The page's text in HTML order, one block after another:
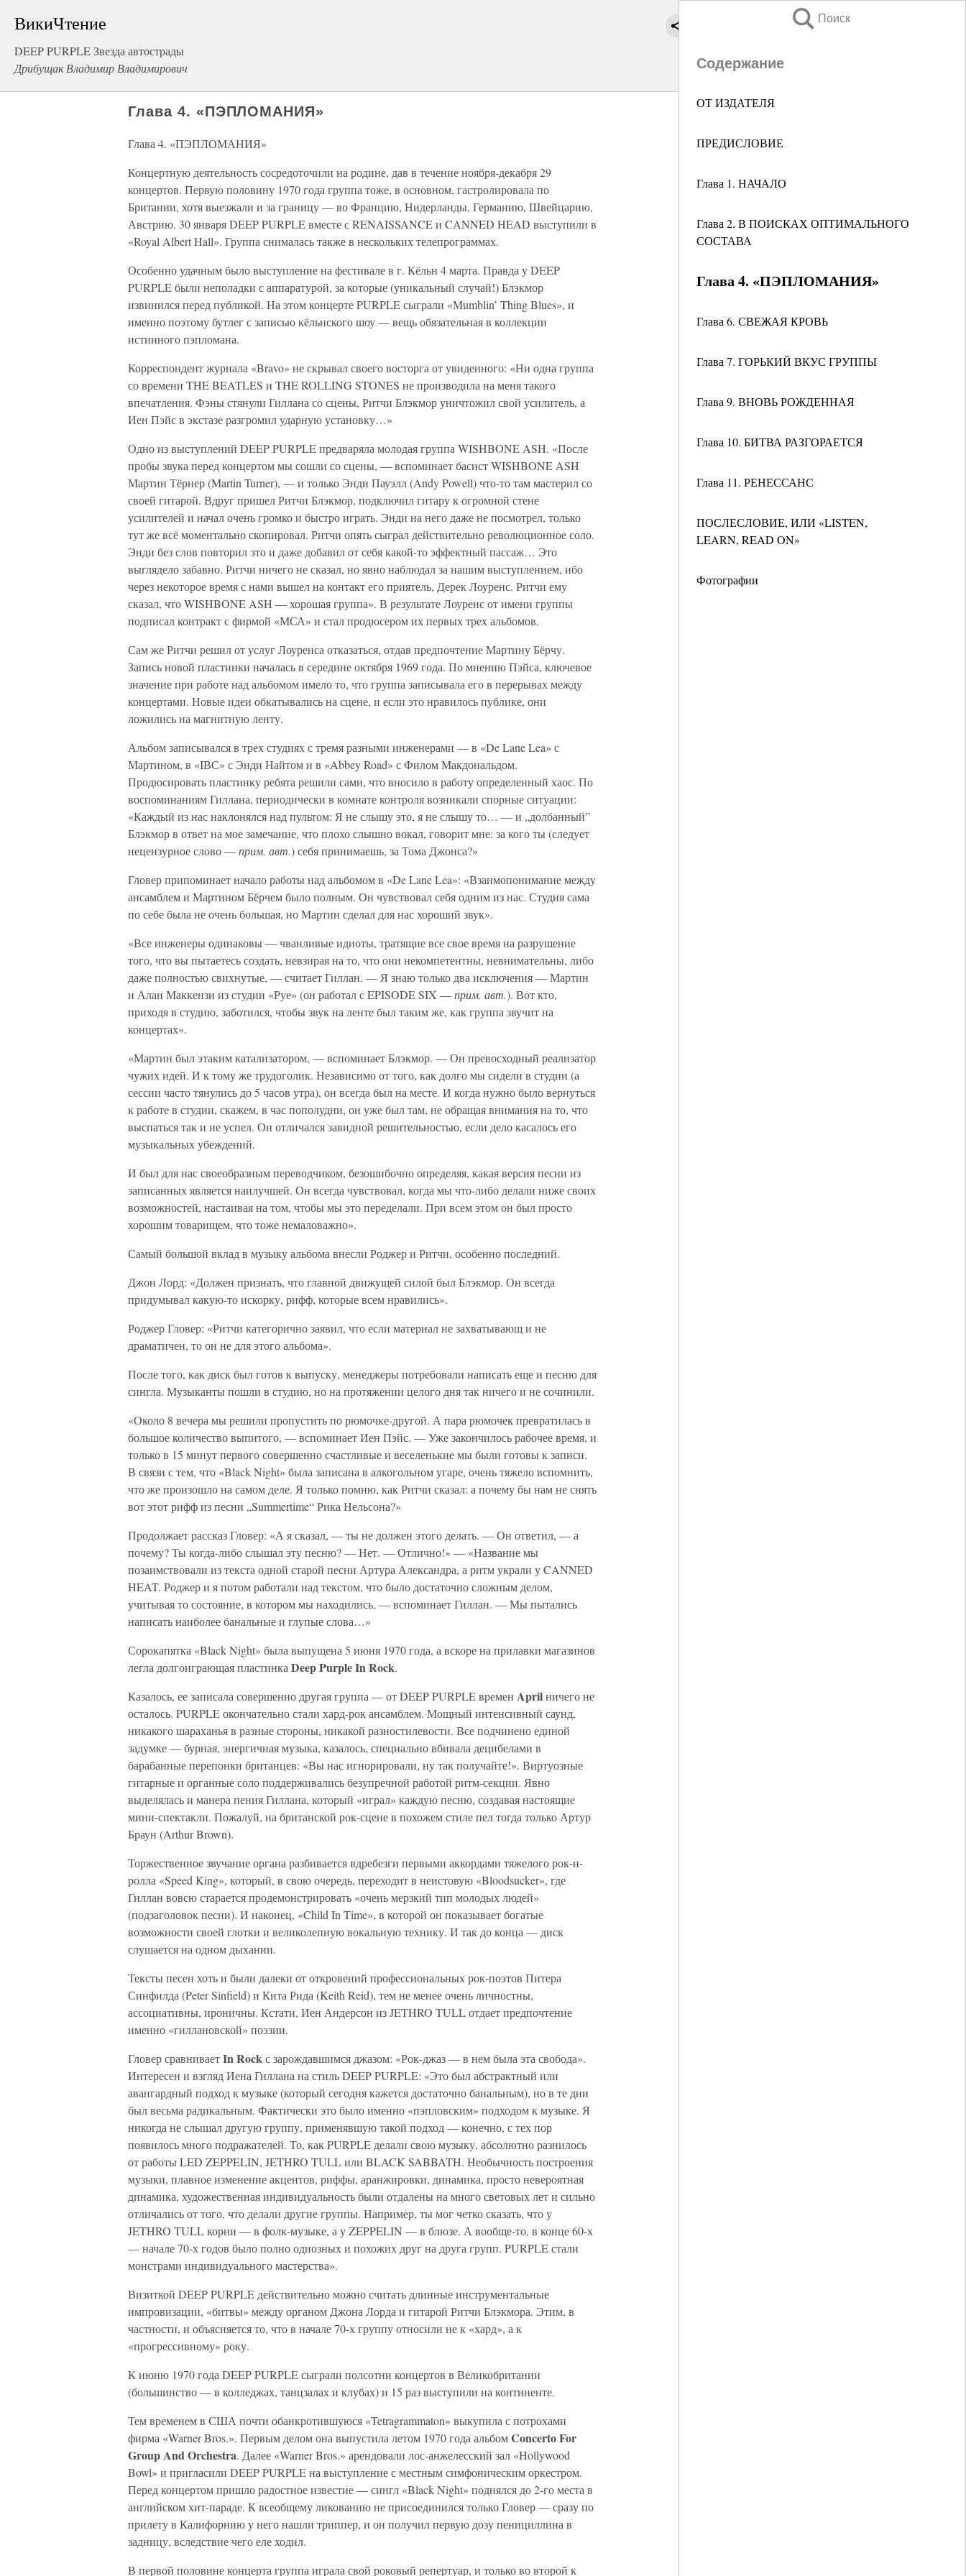
ВикиЧтение
DEEP PURPLE Звезда автострады
Дрибущак Владимир Владимирович
Поиск
Содержание
ОТ ИЗДАТЕЛЯ
ПРЕДИСЛОВИЕ
Глава 1. НАЧАЛО
Глава 2. В ПОИСКАХ ОПТИМАЛЬНОГО
СОСТАВА
Глава 4. «ПЭПЛОМАНИЯ»
Глава 6. СВЕЖАЯ КРОВЬ
Глава 7. ГОРЬКИЙ ВКУС ГРУППЫ
Глава 9. ВНОВЬ РОЖДЕННАЯ
Глава 10. БИТВА РАЗГОРАЕТСЯ
Глава 11. РЕНЕССАНС
ПОСЛЕСЛОВИЕ, ИЛИ «LISTEN,
LEARN, READ ON»
Фотографии
Глава 4. «ПЭПЛОМАНИЯ»
Глава 4. «ПЭПЛОМАНИЯ»
Концертную деятельность сосредоточили на родине, дав в течение ноября-декабря 29
концертов. Первую половину 1970 года группа тоже, в основном, гастролировала по
Британии, хотя выезжали и за границу — во Францию, Нидерланды, Германию, Швейцарию,
Австрию. 30 января DEEP PURPLE вместе с RENAISSANCE и CANNED HEAD выступили в
«Royal Albert Hall». Группа снималась также в нескольких телепрограммах.
Особенно удачным было выступление на фестивале в г. Кёльн 4 марта. Правда у DEEP
PURPLE были неполадки с аппаратурой, за которые (уникальный случай!) Блэкмор
извинился перед публикой. На этом концерте PURPLE сыграли «Mumblin’ Thing Blues», и
именно поэтому бутлег с записью кёльнского шоу — вещь обязательная в коллекции
истинного пэпломана.
Корреспондент журнала «Bravo» не скрывал своего восторга от увиденного: «Ни одна группа
со времени THE BEATLES и THE ROLLING STONES не производила на меня такого
впечатления. Фэны стянули Гиллана со сцены, Ритчи Блэкмор уничтожил свой усилитель, а
Иен Пэйс в экстазе разгромил ударную установку…»
Одно из выступлений DEEP PURPLE предваряла молодая группа WISHBONE ASH. «После
пробы звука перед концертом мы сошли со сцены, — вспоминает басист WISHBONE ASH
Мартин Тёрнер (Martin Turner), — и только Энди Пауэлл (Andy Powell) что-то там мастерил со
своей гитарой. Вдруг пришел Ритчи Блэкмор, подключил гитару к огромной стене
усилителей и начал очень громко и быстро играть. Энди на него даже не посмотрел, только
тут же всё моментально скопировал. Ритчи опять сыграл действительно революционное соло.
Энди без слов повторил это и даже добавил от себя какой-то эффектный пассаж… Это
выглядело забавно. Ритчи ничего не сказал, но явно наблюдал за нашим выступлением, ибо
через некоторое время с нами вышел на контакт его приятель, Дерек Лоуренс. Ритчи ему
сказал, что WISHBONE ASH — хорошая группа». В результате Лоуренс от имени группы
подписал контракт с фирмой «МСА» и стал продюсером их первых трех альбомов.
Сам же Ритчи решил от услуг Лоуренса отказаться, отдав предпочтение Мартину Бёрчу.
Запись новой пластинки началась в середине октября 1969 года. По мнению Пэйса, ключевое
значение при работе над альбомом имело то, что группа записывала его в перерывах между
концертами. Новые идеи обкатывались на сцене, и если это нравилось публике, они
ложились на магнитную ленту.
Альбом записывался в трех студиях с тремя разными инженерами — в «De Lane Lea» с
Мартином, в «IВС» с Энди Найтом и в «Abbey Road» с Филом Макдональдом.
Продюсировать пластинку ребята решили сами, что вносило в работу определенный хаос. По
воспоминаниям Гиллана, периодически в комнате контроля возникали спорные ситуации:
«Каждый из нас наклонялся над пультом: Я не слышу это, я не слышу то… — и „долбанный”
Блэкмор в ответ на мое замечание, что плохо слышно вокал, говорит мне: за кого ты (следует
нецензурное слово —прим. авт.) себя принимаешь, за Тома Джонса?»
Гловер припоминает начало работы над альбомом в «De Lane Lea»: «Взаимопонимание между
ансамблем и Мартином Бёрчем было полным. Он чувствовал себя одним из нас. Студия сама
по себе была не очень большая, но Мартин сделал для нас хороший звук».
«Все инженеры одинаковы — чванливые идиоты, тратящие все свое время на разрушение
того, что вы пытаетесь создать, невзирая на то, что они некомпетентны, невнимательны, либо
даже полностью свихнутые, — считает Гиллан. — Я знаю только два исключения — Мартин
и Алан Маккензи из студии «Руе» (он работал с EPISODE SIX —прим. авт.). Вот кто,
приходя в студию, заботился, чтобы звук на ленте был таким же, как группа звучит на
концертах».
«Мартин был этаким катализатором, — вспоминает Блэкмор. — Он превосходный реализатор
чужих идей. И к тому же трудоголик. Независимо от того, как долго мы сидели в студии (а
сессии часто тянулись до 5 часов утра), он всегда был на месте. И когда нужно было вернуться
к работе в студии, скажем, в час пополудни, он уже был там, не обращая внимания на то, что
выспаться так и не успел. Он отличался завидной решительностью, если дело касалось его
музыкальных убеждений.
И был для нас своеобразным переводчиком, безошибочно определяя, какая версия песни из
записанных является наилучшей. Он всегда чувствовал, когда мы что-либо делали ниже своих
возможностей, настаивая на том, чтобы мы это переделали. При всем этом он был просто
хорошим товарищем, что тоже немаловажно».
Самый большой вклад в музыку альбома внесли Роджер и Ритчи, особенно последний.
Джон Лорд: «Должен признать, что главной движущей силой был Блэкмор. Он всегда
придумывал какую-то искорку, рифф, которые всем нравились».
Роджер Гловер: «Ритчи категорично заявил, что если материал не захватывающ и не
драматичен, то он не для этого альбома».
После того, как диск был готов к выпуску, менеджеры потребовали написать еще и песню для
сингла. Музыканты пошли в студию, но на протяжении целого дня так ничего и не сочинили.
«Около 8 вечера мы решили пропустить по рюмочке-другой. А пара рюмочек превратилась в
большое количество выпитого, — вспоминает Иен Пэйс. — Уже закончилось рабочее время, и
только в 15 минут первого совершенно счастливые и веселенькие мы были готовы к записи.
В связи с тем, что «Black Night» была записана в алкогольном угаре, очень тяжело вспомнить,
что же произошло на самом деле. Я только помню, как Ритчи сказал: а почему бы нам не снять
вот этот рифф из песни „Summertime“ Рика Нельсона?»
Продолжает рассказ Гловер: «А я сказал, — ты не должен этого делать. — Он ответил, — а
почему? Ты когда-либо слышал эту песню? — Нет. — Отлично!» — «Название мы
позаимствовали из текста одной старой песни Артура Александра, а ритм украли у CANNED
HEAT. Роджер и я потом работали над текстом, что было достаточно сложным делом,
учитывая то состояние, в котором мы находились, — вспоминает Гиллан. — Мы пытались
написать наиболее банальные и глупые слова…»
Сорокапятка «Black Night» была выпущена 5 июня 1970 года, а вскоре на прилавки магазинов
легла долгоиграющая пластинка Deep Purple In Rock.
Казалось, ее записала совершенно другая группа — от DEEP PURPLE времен Aprilничего не
осталось. PURPLE окончательно стали хард-рок ансамблем. Мощный интенсивный саунд,
никакого шараханья в разные стороны, никакой разностилевости. Все подчинено единой
задумке — бурная, энергичная музыка, казалось, специально вбивала децибелами в
барабанные перепонки британцев: «Вы нас игнорировали, ну так получайте!». Виртуозные
гитарные и органные соло поддерживались безупречной работой ритм-секции. Явно
выделялась и манера пения Гиллана, который «играл» каждую песню, создавая настоящие
мини-спектакли. Пожалуй, на британской рок-сцене в похожем стиле пел тогда только Артур
Браун (Arthur Brown).
Торжественное звучание органа разбивается вдребезги первыми аккордами тяжелого рок-н-
ролла «Speed King», который, в свою очередь, переходит в неистовую «Bloodsucker», где
Гиллан вовсю старается продемонстрировать «очень мерзкий тип молодых людей»
(подзаголовок песни). И наконец, «Child In Time», в которой он показывает богатые
возможности своей глотки и великолепную вокальную технику. И так до конца — диск
слушается на одном дыхании.
Тексты песен хоть и были далеки от откровений профессиональных рок-поэтов Питера
Синфилда (Peter Sinfield) и Кита Рида (Keith Reid), тем не менее очень личностны,
ассоциативны, ироничны. Кстати, Иен Андерсон из JETHRO TULL отдает предпочтение
именно «гиллановской» поэзии.
Гловер сравниваетIn Rockс зарождавшимся джазом: «Рок-джаз — в нем была эта свобода».
Интересен и взгляд Иена Гиллана на стиль DEEP PURPLE: «Это был абстрактный или
авангардный подход к музыке (который сегодня кажется достаточно банальным), но в те дни
был весьма радикальным. Фактически это было именно «пэпловским» подходом к музыке. Я
никогда не слышал другую группу, применявшую такой подход — конечно, с тех пор
появилось много подражателей. То, как PURPLE делали свою музыку, абсолютно разнилось
от работы LED ZEPPELIN, JETHRO TULL или BLACK SABBATH. Необычность построения
музыки, плавное изменение акцентов, риффы, аранжировки, динамика, просто невероятная
динамика, художественная индивидуальность были отдалены на много световых лет и сильно
отличались от того, что делали другие группы. Например, ты мог четко сказать, что у
JETHRO TULL корни — в фолк-музыке, а у ZEPPELIN — в блюзе. А вообще-то, в конце 60-х
— начале 70-х годов было полно одиозных и похожих друг на друга групп. PURPLE стали
монстрами индивидуального мастерства».
Визиткой DEEP PURPLE действительно можно считать длинные инструментальные
импровизации, «битвы» между органом Джона Лорда и гитарой Ритчи Блэкмора. Этим, в
частности, и объясняется то, что в начале 70-х группу относили не к «хард», а к
«прогрессивному» року.
К июню 1970 года DEEP PURPLE сыграли полсотни концертов в Великобритании
(большинство — в колледжах, танцзалах и клубах) и 15 раз выступили на континенте.
Тем временем в США почти обанкротившуюся «Tetragrammaton» выкупила с потрохами
фирма «Warner Bros.». Первым делом она выпустила летом 1970 года альбомConcerto For
Group And Orchestra. Далее «Warner Bros.» арендовали лос-анжелесский зал «Hollywood
Bowl» и пригласили DEEP PURPLE на выступление с местным симфоническим оркестром.
Перед концертом пришло радостное известие — сингл «Black Night» поднялся до 2-го места в
английском хит-параде. К всеобщему ликованию не присоединился только Гловер — сразу по
прилету в Калифорнию у него нашли триппер, и он получил первую дозу пенициллина в
задницу, вследствие чего еле ходил.
В первой половине концерта группа играла свой роковый репертуар, и только во второй к